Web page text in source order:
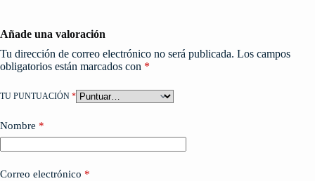
Añade una valoración
Tu dirección de correo electrónico no será publicada. Los campos
obligatorios están marcados con *
TU PUNTUACIÓN *
Nombre *
Correo electrónico *